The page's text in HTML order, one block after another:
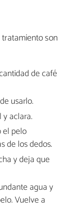
son
de café
usarlo.
aclara.
el pelo
de los dedos.
y deja que
agua y
Vuelve a